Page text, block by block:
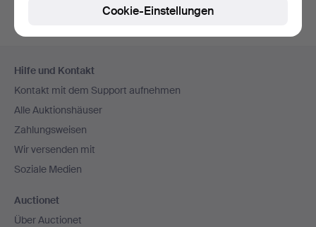
Navigation
Hilfe und Kontakt
Kontakt mit dem Support aufnehmen
Alle Auktionshäuser
Zahlungsweisen
Wir versenden mit
Soziale Medien
Auctionet
Über Auctionet
Cookie-Einstellungen